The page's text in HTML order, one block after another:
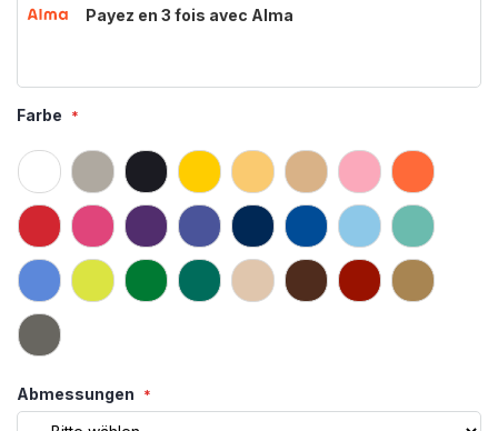
Payez en 3 fois avec Alma
Farbe
Abmessungen